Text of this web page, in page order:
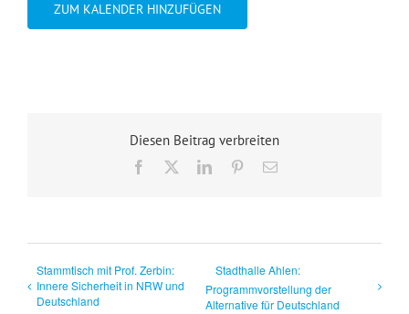
ZUM KALENDER HINZUFÜGEN
Diesen Beitrag verbreiten
Facebook LinkedInPinterest
E-
Stammtisch mit Prof. Zerbin:
Innere Sicherheit in NRW und
Deutschland
Stadthalle Ahlen:
Programmvorstellung der
Alternative für Deutschland